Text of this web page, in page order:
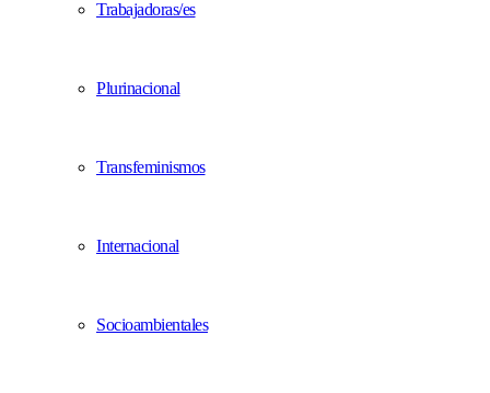
Trabajadoras/es
Plurinacional
Transfeminismos
Internacional
Socioambientales